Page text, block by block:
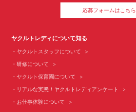
応募フォームはこちら
ヤクルトレディについて知る
ヤクルトスタッフについて
研修について
ヤクルト保育園について
リアルな実態！ヤクルトレディアンケート
お仕事体験について